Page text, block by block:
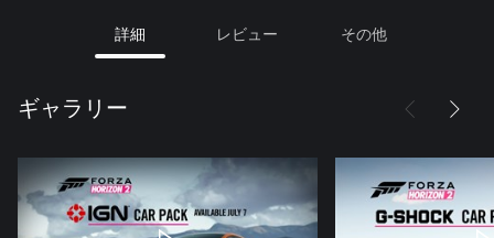
詳細 レビュー その他
ギャラリー